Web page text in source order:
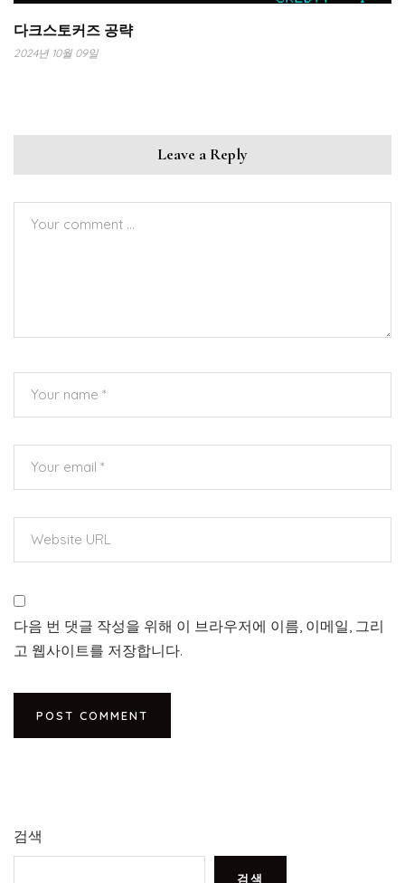
다크스토커즈 공략
2024년 10월 09일
Leave a Reply
다음 번 댓글 작성을 위해 이 브라우저에 이름, 이메일, 그리
고 웹사이트를 저장합니다.
검색
검색